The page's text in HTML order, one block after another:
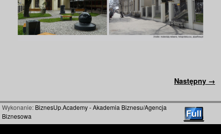
Następny →
Wykonanie: BiznesUp.Academy - Akademia Biznesu/Agencja
Biznesowa